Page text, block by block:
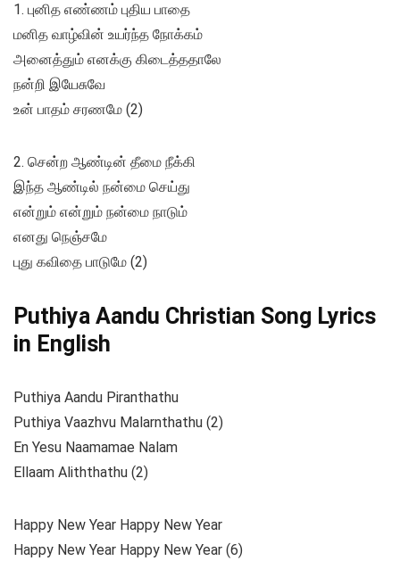
1. புனித எண்ணம் புதிய பாதை
மனித வாழ்வின் உயர்ந்த நோக்கம்
அனைத்தும் எனக்கு கிடைத்ததாலே
நன்றி இயேசுவே
உன் பாதம் சரணமே (2)
2. சென்ற ஆண்டின் தீமை நீக்கி
இந்த ஆண்டில் நன்மை செய்து
என்றும் என்றும் நன்மை நாடும்
எனது நெஞ்சமே
புது கவிதை பாடுமே (2)
Puthiya Aandu Christian Song Lyrics
in English
Puthiya Aandu Piranthathu
Puthiya Vaazhvu Malarnthathu (2)
En Yesu Naamamae Nalam
Ellaam Aliththathu (2)
Happy New Year Happy New Year
Happy New Year Happy New Year (6)